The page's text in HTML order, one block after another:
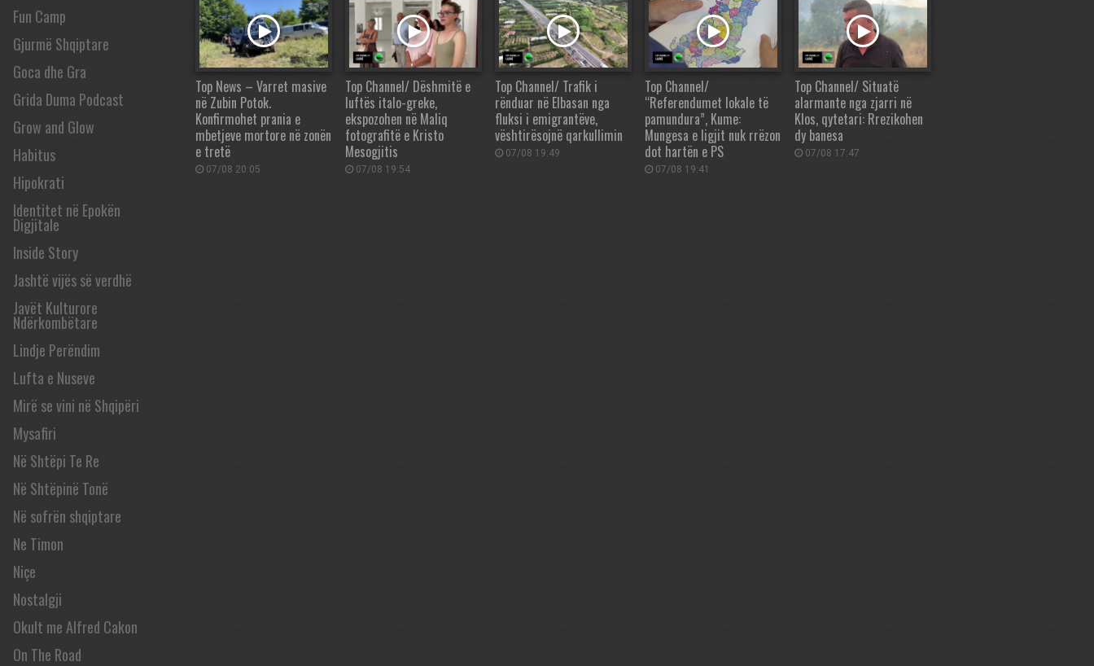
Fun Camp
Gjurmë Shqiptare
Goca dhe Gra
Grida Duma Podcast
Grow and Glow
Habitus
Hipokrati
Identitet në Epokën
Digjitale
Inside Story
Jashtë vijës së verdhë
Javët Kulturore
Ndërkombëtare
Lindje Perëndim
Lufta e Nuseve
Mirë se vini në Shqipëri
Mysafiri
Në Shtëpi Te Re
Në Shtëpinë Tonë
Në sofrën shqiptare
Ne Timon
Niçe
Nostalgji
Okult me Alfred Cakon
On The Road
Top News – Varret masive
në Zubin Potok.
Konfirmohet prania e
mbetjeve mortore në zonën
e tretë
07/08 20:05
Top Channel/ Dëshmitë e
luftës italo-greke,
ekspozohen në Maliq
fotografitë e Kristo
Mesogjitis
07/08 19:54
Top Channel/ Trafik i
rënduar në Elbasan nga
fluksi i emigrantëve,
vështirësojnë qarkullimin
07/08 19:49
Top Channel/
“Referendumet lokale të
pamundura”, Kume:
Mungesa e ligjit nuk rrëzon
dot hartën e PS
07/08 19:41
Top Channel/ Situatë
alarmante nga zjarri në
Klos, qytetari: Rrezikohen
dy banesa
07/08 17:47